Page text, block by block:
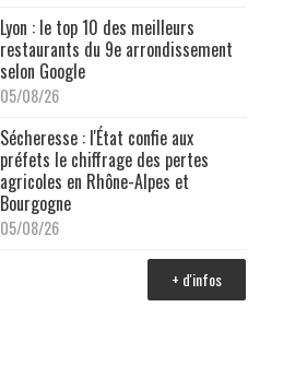
Lyon : le top 10 des meilleurs
restaurants du 9e arrondissement
selon Google
05/08/26
Sécheresse : l'État confie aux
préfets le chiffrage des pertes
agricoles en Rhône-Alpes et
Bourgogne
05/08/26
+ d'infos